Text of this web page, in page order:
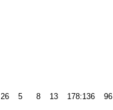
26 5 8 13 178:136 96